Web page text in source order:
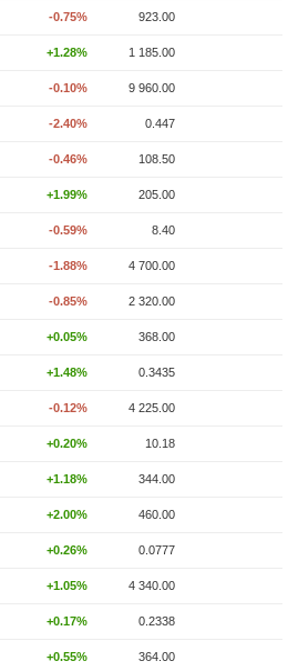
-0.75% 923.00
+1.28% 1 185.00
-0.10% 9 960.00
-2.40% 0.447
-0.46% 108.50
+1.99% 205.00
-0.59% 8.40
-1.88% 4 700.00
-0.85% 2 320.00
+0.05% 368.00
+1.48% 0.3435
-0.12% 4 225.00
+0.20% 10.18
+1.18% 344.00
+2.00% 460.00
+0.26% 0.0777
+1.05% 4 340.00
+0.17% 0.2338
+0.55% 364.00